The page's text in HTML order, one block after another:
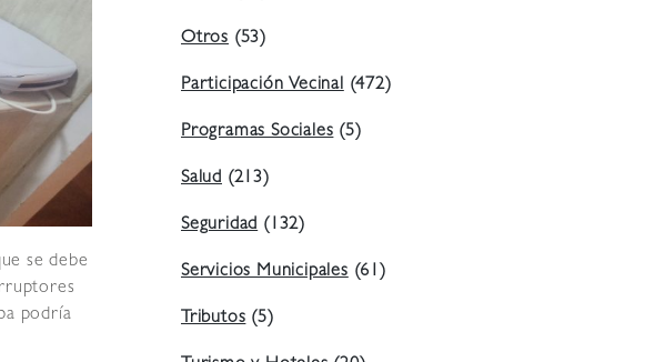
se debe
podría
Otros (53)
Participación Vecinal(472)
Programas Sociales(5)
Salud (213)
Seguridad(132)
Servicios Municipales(61)
Tributos(5)